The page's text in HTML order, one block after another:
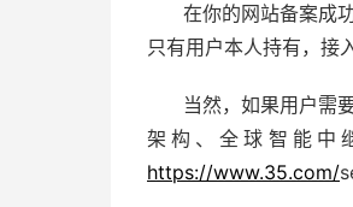
在你的网站备案成
只有用户本人持有，接
当然，如果用户需
架构、全球智能中
https://www.35.com/